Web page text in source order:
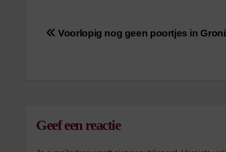
Bericht
Voorlopig nog geen poortjes in
Geef een reactie